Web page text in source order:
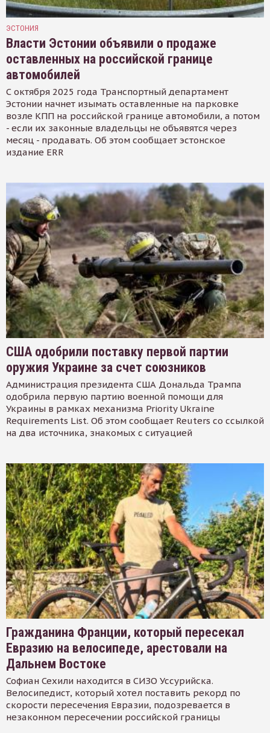
ЭСТОНИЯ
Власти Эстонии объявили о продаже
оставленных на российской границе
автомобилей
С октября 2025 года Транспортный департамент
Эстонии начнет изымать оставленные на парковке
возле КПП на российской границе автомобили, а потом
- если их законные владельцы не объявятся через
месяц - продавать. Об этом сообщает эстонское
издание ERR
США одобрили поставку первой партии
оружия Украине за счет союзников
Администрация президента США Дональда Трампа
одобрила первую партию военной помощи для
Украины в рамках механизма Priority Ukraine
Requirements List. Об этом сообщает Reuters со ссылкой
на два источника, знакомых с ситуацией
Гражданина Франции, который пересекал
Евразию на велосипеде, арестовали на
Дальнем Востоке
Софиан Сехили находится в СИЗО Уссурийска.
Велосипедист, который хотел поставить рекорд по
скорости пересечения Евразии, подозревается в
незаконном пересечении российской границы